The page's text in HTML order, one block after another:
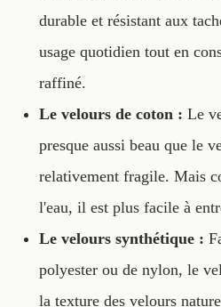
durable et résistant aux
usage quotidien tout en
raffiné.
Le velours de coton : Le
presque aussi beau que le
relativement fragile. Mais
l'eau, il est plus facile à
Le velours synthétique :
polyester ou de nylon, le
la texture des velours